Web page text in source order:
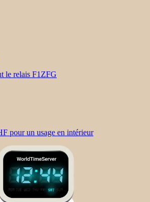
le relais F1ZFG
pour un usage en intérieur